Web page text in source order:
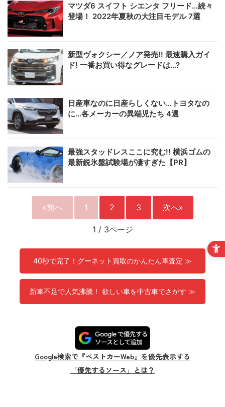
マツダ6 スイフト シエンタ フリード…続々
登場！ 2022年夏秋の大注目モデル 7選
新型ヴォクシー／ノア発売!! 最速購入ガイ
ド! 一番お買い得なグレードは…?
日産車なのに日産らしくない…トヨタなの
に…各メーカーの異端児たち 4選
最強スタッドレスここに究む!! 横浜ゴムの
最新鋭氷盤試験場が凄すぎた【PR】
«前へ 1 2 3 次へ»
1 / 3ページ
40秒で完了！グーネット買取のかんたん車査定 ≫
新車不足で人気沸騰！ 欲しい車を中古車でさがす ≫
Google検索で『ベストカーWeb』を優先表示する
「優先するソース」とは？